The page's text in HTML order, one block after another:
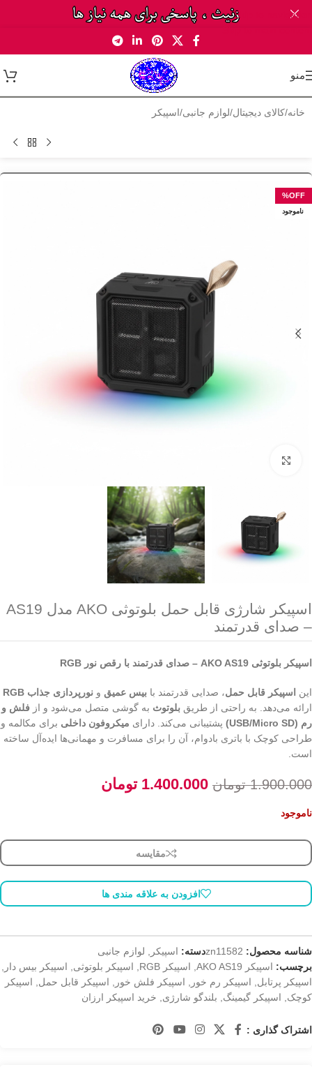
Skip to navigation
منو
خانه/کالای دیجیتال/لوازم جانبی/اسپیکر
ناموجود
اسپیکر شارژی قابل حمل بلوتوثی AKO مدل AS19
– صدای قدرتمند
اسپیکر بلوتوثی AKO AS19 – صدای قدرتمند با رقص نور RGB
این اسپیکر قابل حمل، صدایی قدرتمند با بیس عمیق و نورپردازی جذاب RGB
ارائه می‌دهد. به راحتی از طریق بلوتوث به گوشی متصل می‌شود و از فلش و
رم (USB/Micro SD)
پشتیبانی می‌کند. دارای میکروفون داخلی برای مکالمه و
طراحی کوچک با باتری بادوام، آن را برای مسافرت و مهمانی‌ها ایده‌آل ساخته
است.
1.900.000 تومان 1.400.000 تومان
ناموجود
مقایسه
افزودن به علاقه مندی ها
شناسه محصول: zn11582دسته: اسپیکر , لوازم جانبی
برچسب: اسپیکر AKO AS19 , اسپیکر RGB , اسپیکر بلوتوثی, اسپیکر بیس دار ,
اسپیکر پرتابل, اسپیکر رم خور , اسپیکر فلش خور , اسپیکر قابل حمل, اسپیکر
کوچک, اسپیکر گیمینگ, بلندگو شارژی, خرید اسپیکر ارزان
اشتراک گذاری :